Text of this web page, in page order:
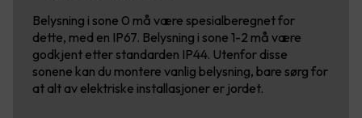
Belysning i sone 0 må være spesialberegnet for
dette, med en IP67. Belysning i sone 1-2 må være
godkjent etter standarden IP44. Utenfor disse
sonene kan du montere vanlig belysning, bare sørg for
at alt av elektriske installasjoner er jordet.